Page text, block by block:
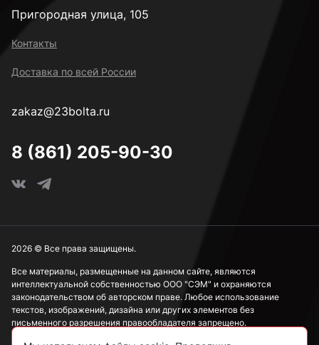
Пригородная улица, 105
Контакты
Доставка по всей России
zakaz@23bolta.ru
8 (861) 205-90-30
Все материалы, размещенные на данном сайте, являются
интеллектуальной собственностью ООО "СЭМ" и охраняются
законодательством об авторском праве. Любое использование
текстов, изображений, дизайна или других элементов без
письменного разрешения правообладателя запрещено.
2026 © Все права защищены.